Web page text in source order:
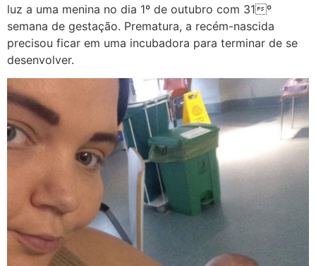
luz a uma menina no dia 1º de outubro com 31º
semana de gestação. Prematura, a recém-nascida
precisou ficar em uma incubadora para terminar de se
desenvolver.